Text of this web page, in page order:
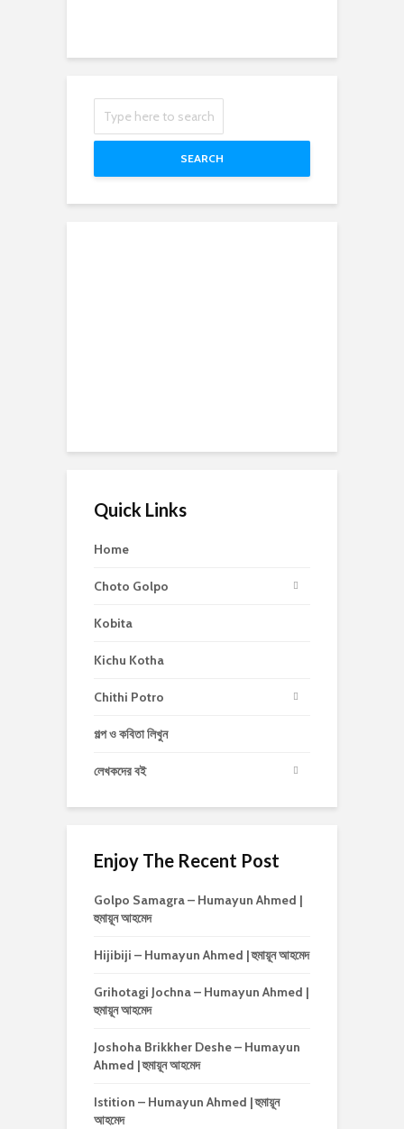
SEARCH
Quick Links
Home
Choto Golpo
Kobita
Kichu Kotha
Chithi Potro
গল্প ও কবিতা লিখুন
লেখকদের বই
Enjoy The Recent Post
Golpo Samagra – Humayun Ahmed |
হুমায়ূন আহমেদ
Hijibiji – Humayun Ahmed | হুমায়ূন আহমেদ
Grihotagi Jochna – Humayun Ahmed |
হুমায়ূন আহমেদ
Joshoha Brikkher Deshe – Humayun
Ahmed | হুমায়ূন আহমেদ
Istition – Humayun Ahmed | হুমায়ূন
আহমেদ